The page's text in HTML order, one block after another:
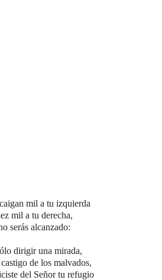
mil a tu izquierda
mil a tu derecha,
serás alcanzado:
dirigir una mirada,
de los malvados,
del Señor tu refugio